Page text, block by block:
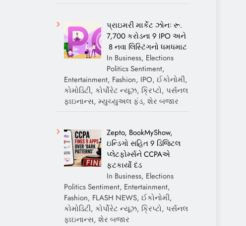
પ્રાઇમરી માર્કેટ ઝોનઃ રૂ.
7,700 કરોડના 9 IPO અને
8 નવા લિસ્ટિંગનો ધમધમાટ
In Business, Elections
Politics Sentiment,
Entertainment, Fashion, IPO, ઈકોનોમી,
કોમોડિટી, કોર્પોરેટ ન્યૂઝ, ક્રિપ્ટો, પર્સનલ
ફાઇનાન્સ, મ્યુચ્યુઅલ ફંડ, શેર બજાર
Zepto, BookMyShow,
ઇન્ડિગો સહિત 9 ડિજિટલ
પ્લેટફોર્મ્સને CCPAએ
ફટકાર્યો દંડ
In Business, Elections
Politics Sentiment, Entertainment,
Fashion, FLASH NEWS, ઈકોનોમી,
કોમોડિટી, કોર્પોરેટ ન્યૂઝ, ક્રિપ્ટો, પર્સનલ
ફાઇનાન્સ, શેર બજાર